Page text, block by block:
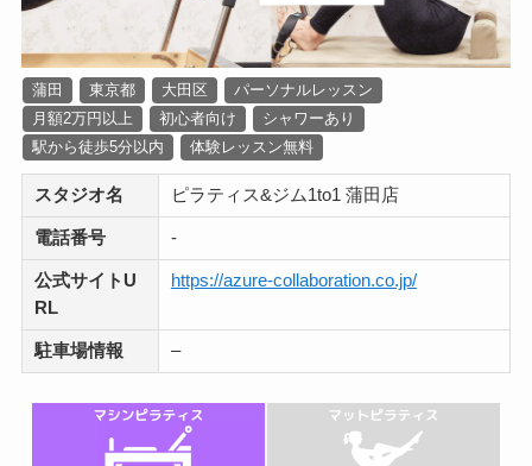
蒲田 東京都 大田区
パーソナルレッスン
月額2万円以上
初心者向け
シャワーあり
駅から徒歩5分以内
体験レッスン無料
スタジオ名 ピラティス&ジム1to1 蒲田店
電話番号 -
公式サイトU
RL
https://azure-collaboration.co.jp/
駐車場情報 –